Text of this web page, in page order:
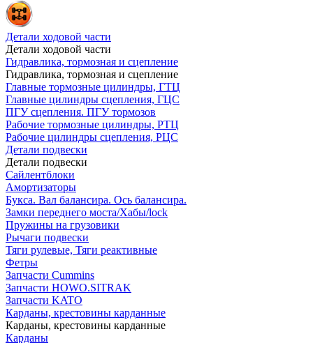
Детали ходовой части
Детали ходовой части
Гидравлика, тормозная и сцепление
Гидравлика, тормозная и сцепление
Главные тормозные цилиндры, ГТЦ
Главные цилиндры сцепления, ГЦС
ПГУ сцепления. ПГУ тормозов
Рабочие тормозные цилиндры, РТЦ
Рабочие цилиндры сцепления, РЦС
Детали подвески
Детали подвески
Cайлентблоки
Амортизаторы
Букса. Вал балансира. Ось балансира.
Замки переднего моста/Хабы/lock
Пружины на грузовики
Рычаги подвески
Тяги рулевые, Тяги реактивные
Фетры
Запчасти Cummins
Запчасти HOWO.SITRAK
Запчасти KATO
Карданы, крестовины карданные
Карданы, крестовины карданные
Карданы